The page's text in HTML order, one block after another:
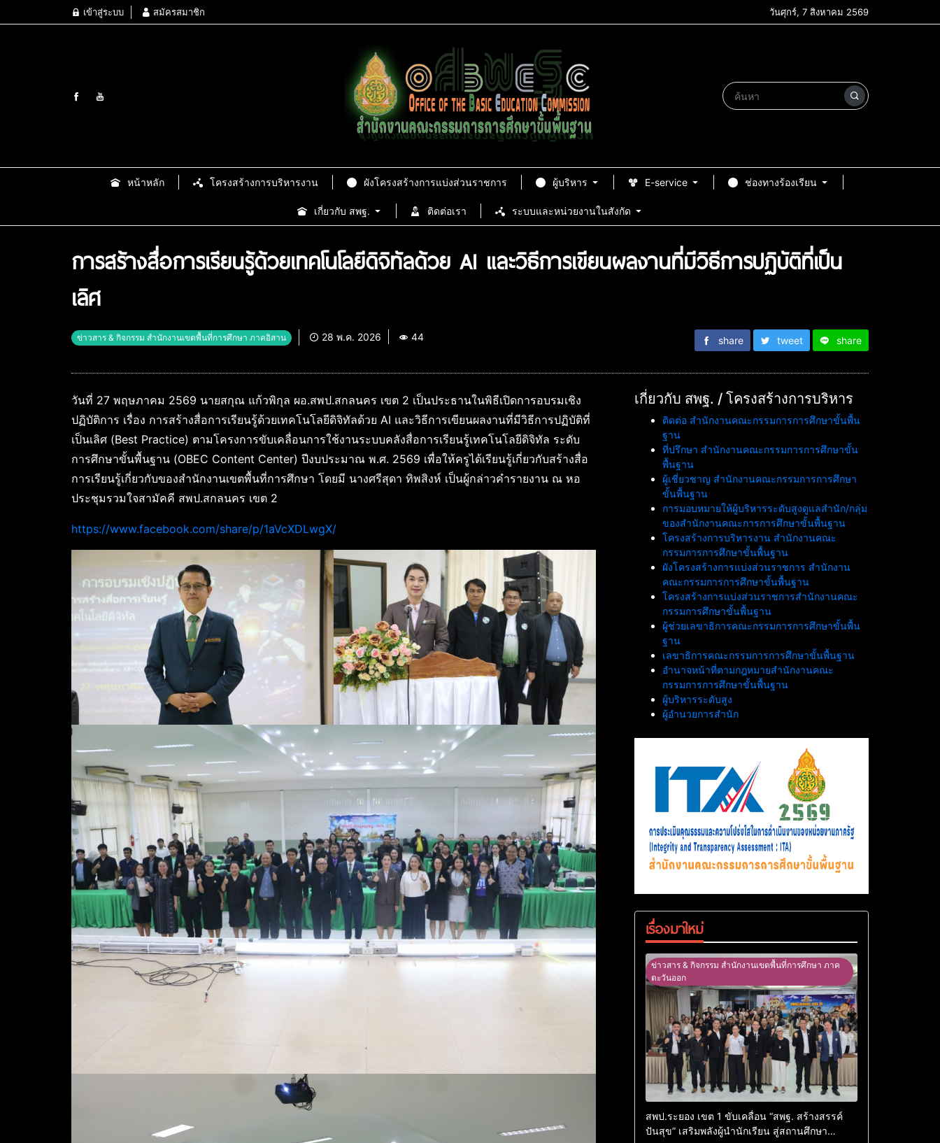
เข้าสู่ระบบ สมัครสมาชิก วันศุกร์, 7 สิงหาคม 2569
หน้าหลัก โครงสร้างการบริหารงาน ผังโครงสร้างการแบ่งส่วนราชการ ผู้บริหาร E-service ช่องทางร้องเรียน
เกี่ยวกับ สพฐ. ติดต่อเรา ระบบและหน่วยงานในสังกัด
การสร้างสื่อการเรียนรู้ด้วยเทคโนโลยีดิจิทัลด้วย AI และวิธีการเขียนผลงานที่มีวิธีการปฏิบัติที่เป็น
เลิศ
ข่าวสาร & กิจกรรม สำนักงานเขตพื้นที่การศึกษา ภาคอิสาน 28 พ.ค. 2026 44 share tweet share
วันที่ 27 พฤษภาคม 2569 นายสกุณ แก้วพิกุล ผอ.สพป.สกลนคร เขต 2 เป็นประธานในพิธีเปิดการอบรมเชิง
ปฏิบัติการ เรื่อง การสร้างสื่อการเรียนรู้ด้วยเทคโนโลยีดิจิทัลด้วย AI และวิธีการเขียนผลงานที่มีวิธีการปฏิบัติที่
เป็นเลิศ (Best Practice) ตามโครงการขับเคลื่อนการใช้งานระบบคลังสื่อการเรียนรู้เทคโนโลยีดิจิทัล ระดับ
การศึกษาขั้นพื้นฐาน (OBEC Content Center) ปีงบประมาณ พ.ศ. 2569 เพื่อให้ครูได้เรียนรู้เกี่ยวกับสร้างสื่อ
การเรียนรู้เกี่ยวกับของสำนักงานเขตพื้นที่การศึกษา โดยมี นางศรีสุดา ทิพสิงห์ เป็นผู้กล่าวคำรายงาน ณ หอ
ประชุมรวมใจสามัคคี สพป.สกลนคร เขต 2
https://www.facebook.com/share/p/1aVcXDLwgX/
เกี่ยวกับ สพฐ. / โครงสร้างการบริหาร
ติดต่อ สำนักงานคณะกรรมการการศึกษาขั้นพื้น
ฐาน
ที่ปรึกษา สำนักงานคณะกรรมการการศึกษาขั้น
พื้นฐาน
ผู้เชี่ยวชาญ สำนักงานคณะกรรมการการศึกษา
ขั้นพื้นฐาน
การมอบหมายให้ผู้บริหารระดับสูงดูแลสำนัก/กลุ่ม
ของสำนักงานคณะการการศึกษาขั้นพื้นฐาน
โครงสร้างการบริหารงาน สำนักงานคณะ
กรรมการการศึกษาขั้นพื้นฐาน
ผังโครงสร้างการแบ่งส่วนราชการ สำนักงาน
คณะกรรมการการศึกษาขั้นพื้นฐาน
โครงสร้างการแบ่งส่วนราชการสำนักงานคณะ
กรรมการศึกษาขั้นพื้นฐาน
ผู้ช่วยเลขาธิการคณะกรรมการการศึกษาขั้นพื้น
ฐาน
เลขาธิการคณะกรรมการการศึกษาขั้นพื้นฐาน
อำนาจหน้าที่ตามกฎหมายสำนักงานคณะ
กรรมการการศึกษาขั้นพื้นฐาน
ผู้บริหารระดับสูง
ผู้อำนวยการสำนัก
เรื่องมาใหม่
ข่าวสาร & กิจกรรม สำนักงานเขตพื้นที่การศึกษา ภาค
ตะวันออก
สพป.ระยอง เขต 1 ขับเคลื่อน “สพฐ. สร้างสรรค์
ปันสุข” เสริมพลังผู้นำนักเรียน สู่สถานศึกษา